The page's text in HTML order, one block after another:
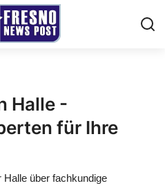
Halle -
für Ihre
über fachkundige